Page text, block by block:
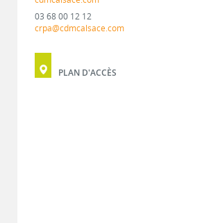
03 68 00 12 12
crpa@cdmcalsace.com
PLAN D'ACCÈS